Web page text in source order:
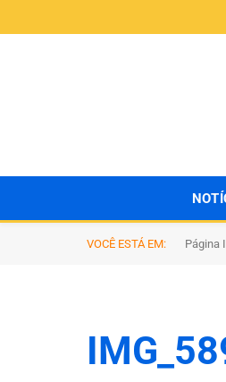
VOCÊ ESTÁ EM: Página